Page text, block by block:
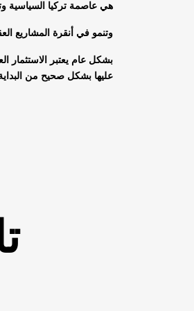
هي عاصمة تركيا السياسية
وتنمو في أنقرة المشاريع
بشكل عام يعتبر الاستثمار
عليها بشكل صحيح من